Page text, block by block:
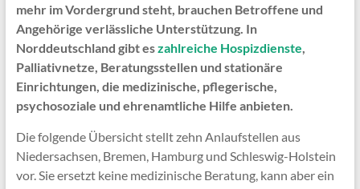
mehr im Vordergrund steht, brauchen Betroffene und
Angehörige verlässliche Unterstützung. In
Norddeutschland gibt eszahlreiche Hospizdienste
Palliativnetze, Beratungsstellen und stationäre
Einrichtungen, die medizinische, pflegerische,
psychosoziale und ehrenamtliche Hilfe anbieten.
Die folgende Übersicht stellt zehn Anlaufstellen aus
Niedersachsen, Bremen, Hamburg und Schleswig-Holstein
vor. Sie ersetzt keine medizinische Beratung, kann aber ein